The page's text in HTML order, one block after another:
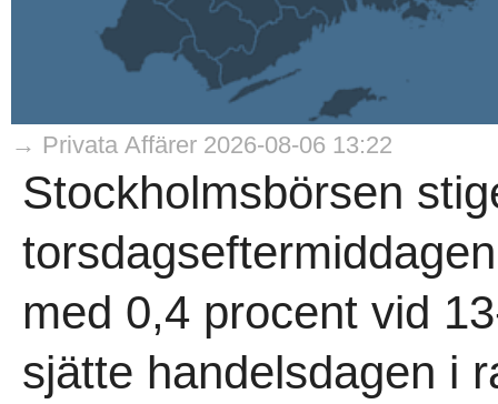
→ Privata Affärer 2026-08-06 13:22
Stockholmsbörsen
med 0,4 procent vid
sjätte handelsdagen i